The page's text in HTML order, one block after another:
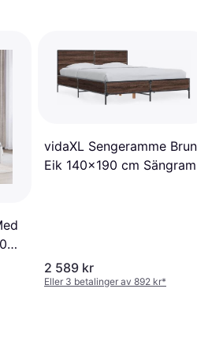
vidaXL Sengeramme Brun
Eik 140x190 cm Sängram
2 589 kr
Eller 3 betalinger av 892 kr*